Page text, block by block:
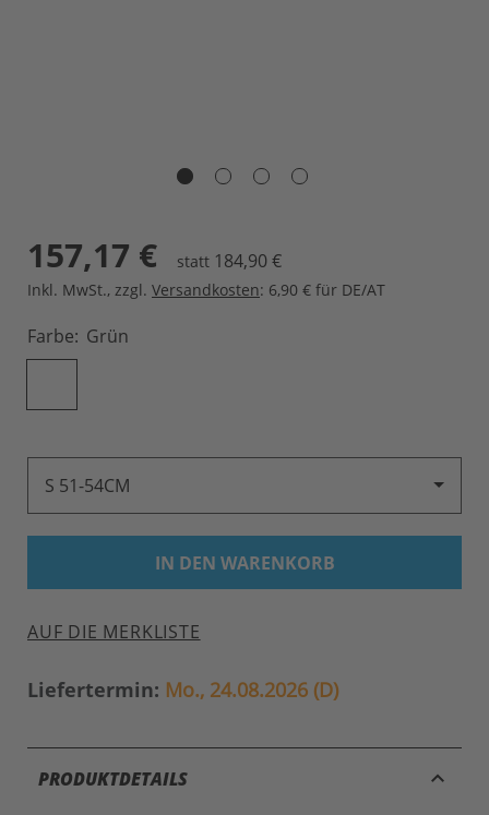
157,17 € statt 184,90 €
Inkl. MwSt., zzgl. Versandkosten: 6,90 € für DE/AT
Farbe Grün
S 51-54CM
IN DEN WARENKORB
AUF DIE MERKLISTE
Liefertermin: Mo., 24.08.2026 (D)
PRODUKTDETAILS keyboard_arrow_up